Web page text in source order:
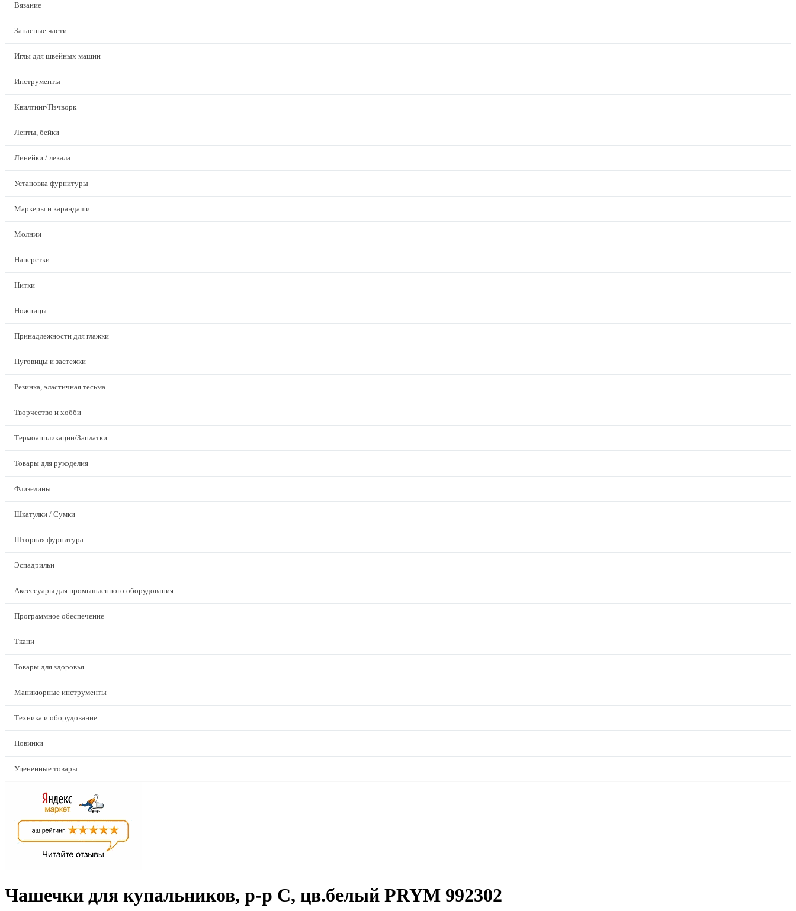
Вязание
Запасные части
Иглы для швейных машин
Инструменты
Квилтинг/Пэчворк
Ленты, бейки
Линейки / лекала
Установка фурнитуры
Маркеры и карандаши
Молнии
Наперстки
Нитки
Ножницы
Принадлежности для глажки
Пуговицы и застежки
Резинка, эластичная тесьма
Творчество и хобби
Термоаппликации/Заплатки
Товары для рукоделия
Флизелины
Шкатулки / Сумки
Шторная фурнитура
Эспадрильи
Аксессуары для промышленного оборудования
Программное обеспечение
Ткани
Товары для здоровья
Маникюрные инструменты
Техника и оборудование
Новинки
Уцененные товары
Чашечки для купальников, р-р C, цв.белый PRYM 992302